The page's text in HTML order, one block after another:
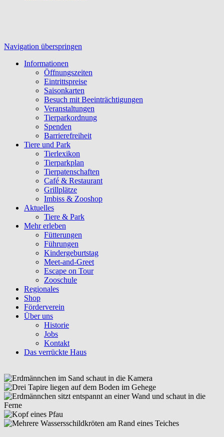
Navigation überspringen
Informationen
Öffnungszeiten
Eintrittspreise
Saisonkarten
Besuch mit Beeinträchtigungen
Veranstaltungen
Tierparkordnung
Spenden
Barrierefreiheit
Tiere und Park
Tierlexikon
Tierparkplan
Tierpatenschaften
Café & Restaurant
Grillplätze
Imbiss & Zooshop
Aktuelles
Tiere & Park
Mehr erleben
Fütterungen
Führungen
Kindergeburtstag
Meet-and-Greet
Escape on Tour
Zooschule
Regionales
Shop
Förderverein
Über uns
Historie
Jobs
Kontakt
Das verrückte Haus